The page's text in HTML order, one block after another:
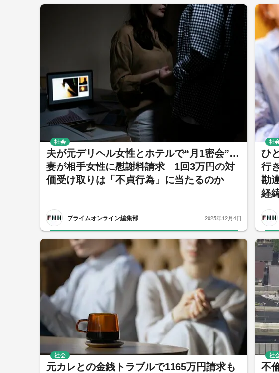
夫が元デリヘル女性とホテルで“月1密会”…
妻が相手女性に慰謝料請求 1回3万円の対
価受け取りは「不貞行為」に当たるのか
プライムオンライン編集部
社会
2025年12月4日
ひ
行
勘
経
社
元カレとの金銭トラブルで1165万円請求も
社会
不
社